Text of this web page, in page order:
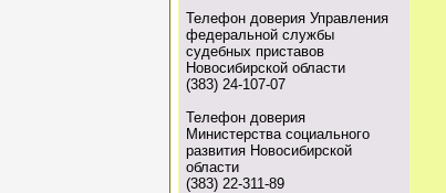
Телефон доверия Управления
федеральной службы
судебных приставов
Новосибирской области
(383) 24-107-07
Телефон доверия
Министерства социального
развития Новосибирской
области
(383) 22-311-89